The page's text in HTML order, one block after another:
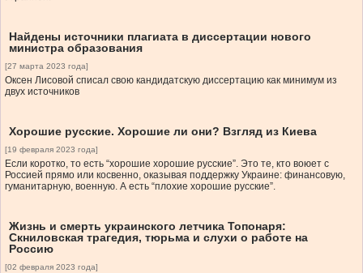
Найдены источники плагиата в диссертации нового
министра образования
[27 марта 2023 года]
Оксен Лисовой списал свою кандидатскую диссертацию как минимум из
двух источников
Хорошие русские. Хорошие ли они? Взгляд из Киева
[19 февраля 2023 года]
Если коротко, то есть “хорошие хорошие русские”. Это те, кто воюет с
Россией прямо или косвенно, оказывая поддержку Украине: финансовую,
гуманитарную, военную. А есть “плохие хорошие русские”.
Жизнь и смерть украинского летчика Топонаря:
Скниловская трагедия, тюрьма и слухи о работе на
Россию
[02 февраля 2023 года]